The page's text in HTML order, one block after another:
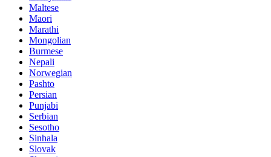
Maltese
Maori
Marathi
Mongolian
Burmese
Nepali
Norwegian
Pashto
Persian
Punjabi
Serbian
Sesotho
Sinhala
Slovak